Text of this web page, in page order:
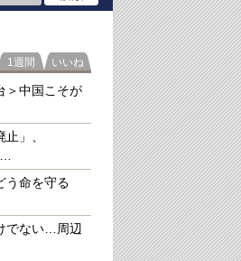
1週間 いいね
＞中国こそが
」、
う命を守る
でない…周辺